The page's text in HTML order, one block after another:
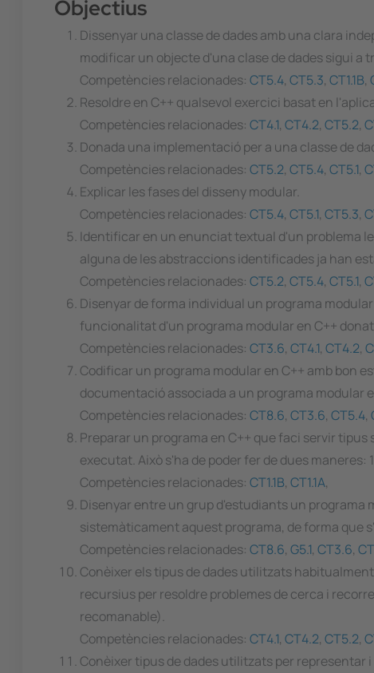
Objectius
Dissenyar una classe de dades amb una clara
modificar un objecte d'una clase de dades sigui a
Competències relacionades: CT5.4, CT5.3, CT1.1B,
Resoldre en C++ qualsevol exercici basat en
Competències relacionades: CT4.1, CT4.2, CT5.2,
Donada una implementació per a una classe de
Competències relacionades: CT5.2, CT5.4, CT5.1,
Explicar les fases del disseny modular.
Competències relacionades: CT5.4, CT5.1, CT5.3,
Identificar en un enunciat textual d'un problema
alguna de les abstraccions identificades ja han
Competències relacionades: CT5.2, CT5.4, CT5.1,
Disenyar de forma individual un programa
funcionalitat d'un programa modular en C++
Competències relacionades: CT3.6, CT4.1, CT4.2,
Codificar un programa modular en C++ amb bon
documentació associada a un programa modular
Competències relacionades: CT8.6, CT3.6, CT5.4,
Preparar un programa en C++ que faci servir
executat. Això s'ha de poder fer de dues
Competències relacionades: CT1.1B, CT1.1A,
Disenyar entre un grup d'estudiants un
sistemàticament aquest programa, de forma que
Competències relacionades: CT8.6, G5.1, CT3.6,
Conèixer els tipus de dades utilitzats
recursius per resoldre problemes de cerca i
recomanable).
Competències relacionades: CT4.1, CT4.2, CT5.2,
Conèixer tipus de dades utilitzats per